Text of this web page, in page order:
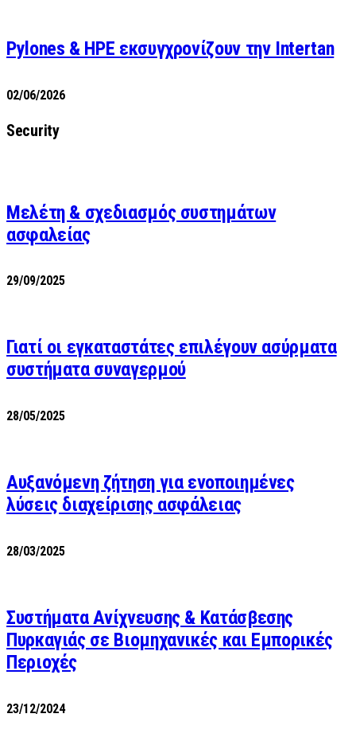
Pylones & HPE εκσυγχρονίζουν την Intertan
02/06/2026
Security
Μελέτη & σχεδιασμός συστημάτων
ασφαλείας
29/09/2025
Γιατί οι εγκαταστάτες επιλέγουν ασύρματα
συστήματα συναγερμού
28/05/2025
Αυξανόμενη ζήτηση για ενοποιημένες
λύσεις διαχείρισης ασφάλειας
28/03/2025
Συστήματα Ανίχνευσης & Κατάσβεσης
Πυρκαγιάς σε Βιομηχανικές και Εμπορικές
Περιοχές
23/12/2024